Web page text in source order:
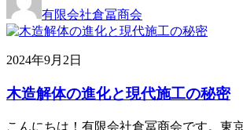
有限会社倉冨商会
2024年9月2日
木造解体の進化と現代施工の秘密
こんにちは！有限会社倉冨商会です。東